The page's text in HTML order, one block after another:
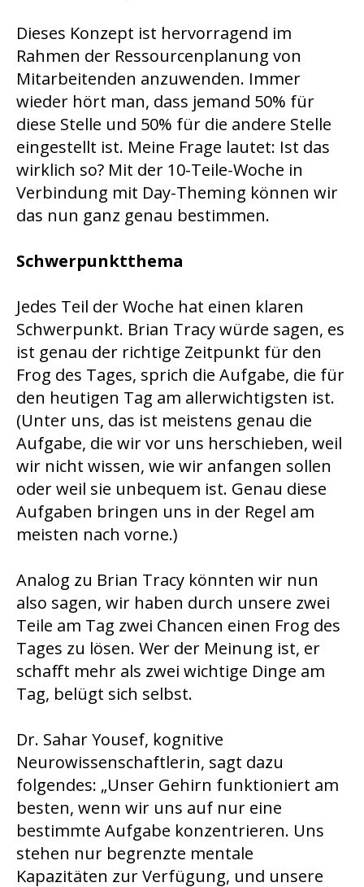
Dieses Konzept ist hervorragend im
Rahmen der Ressourcenplanung von
Mitarbeitenden anzuwenden. Immer
wieder hört man, dass jemand 50% für
diese Stelle und 50% für die andere Stelle
eingestellt ist. Meine Frage lautet: Ist das
wirklich so? Mit der 10-Teile-Woche in
Verbindung mit Day-Theming können wir
das nun ganz genau bestimmen.
Schwerpunktthema
Jedes Teil der Woche hat einen klaren
Schwerpunkt. Brian Tracy würde sagen, es
ist genau der richtige Zeitpunkt für den
Frog des Tages, sprich die Aufgabe, die für
den heutigen Tag am allerwichtigsten ist.
(Unter uns, das ist meistens genau die
Aufgabe, die wir vor uns herschieben, weil
wir nicht wissen, wie wir anfangen sollen
oder weil sie unbequem ist. Genau diese
Aufgaben bringen uns in der Regel am
meisten nach vorne.)
Analog zu Brian Tracy könnten wir nun
also sagen, wir haben durch unsere zwei
Teile am Tag zwei Chancen einen Frog des
Tages zu lösen. Wer der Meinung ist, er
schafft mehr als zwei wichtige Dinge am
Tag, belügt sich selbst.
Dr. Sahar Yousef, kognitive
Neurowissenschaftlerin, sagt dazu
folgendes: „Unser Gehirn funktioniert am
besten, wenn wir uns auf nur eine
bestimmte Aufgabe konzentrieren. Uns
stehen nur begrenzte mentale
Kapazitäten zur Verfügung, und unsere